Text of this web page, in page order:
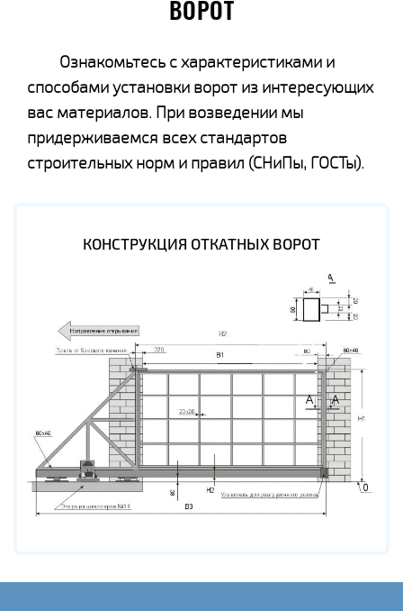
ВОРОТ
Ознакомьтесь с характеристиками и
способами установки ворот из интересующих
вас материалов. При возведении мы
придерживаемся всех стандартов
строительных норм и правил (СНиПы, ГОСТы).
КОНСТРУКЦИЯ ОТКАТНЫХ ВОРОТ